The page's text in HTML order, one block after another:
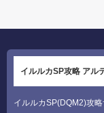
イルルカSP攻略 アル
イルルカSP(DQM2)攻